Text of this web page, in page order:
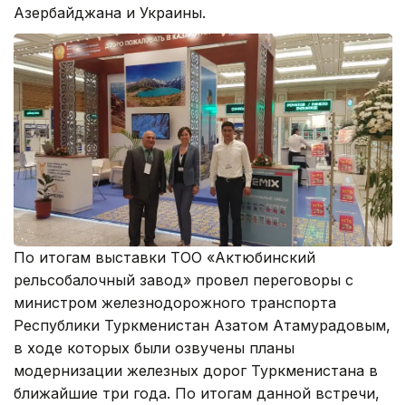
Азербайджана и Украины.
По итогам выставки ТОО «Актюбинский
рельсобалочный завод» провел переговоры с
министром железнодорожного транспорта
Республики Туркменистан Азатом Атамурадовым,
в ходе которых были озвучены планы
модернизации железных дорог Туркменистана в
ближайшие три года. По итогам данной встречи,